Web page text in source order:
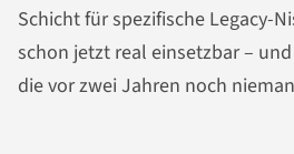
Schicht für spezifische Legacy-
schon jetzt real einsetzbar –
die vor zwei Jahren noch